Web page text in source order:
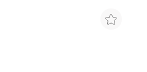
LOGITECH